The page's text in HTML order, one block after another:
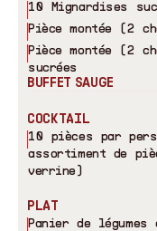
10 Mignardises
Pièce montée (2
Pièce montée (2
sucrées
BUFFET SAUGE
COCKTAIL
10 pièces par
assortiment de
verrine)
PLAT
Panier de